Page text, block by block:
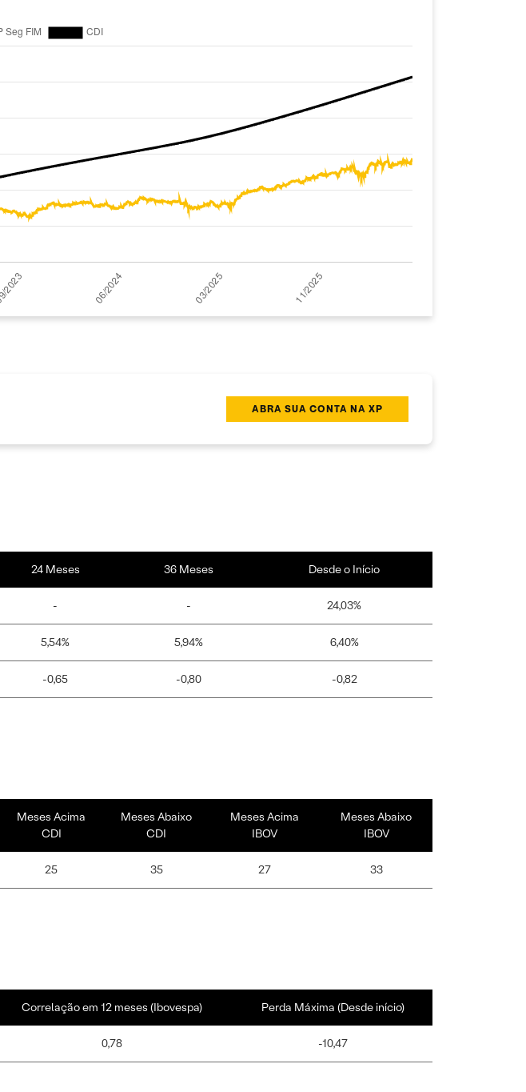
ABRA SUA CONTA NA XP
24 Meses 36 Meses Desde o Início
- - 24,03%
5,54% 5,94% 6,40%
-0,65 -0,80 -0,82
Meses Acima
CDI
Meses Abaixo
CDI
Meses Acima
IBOV
Meses Abaixo
IBOV
25 35 27 33
Correlação em 12 meses (Ibovespa) Perda Máxima (Desde início)
0,78 -10,47